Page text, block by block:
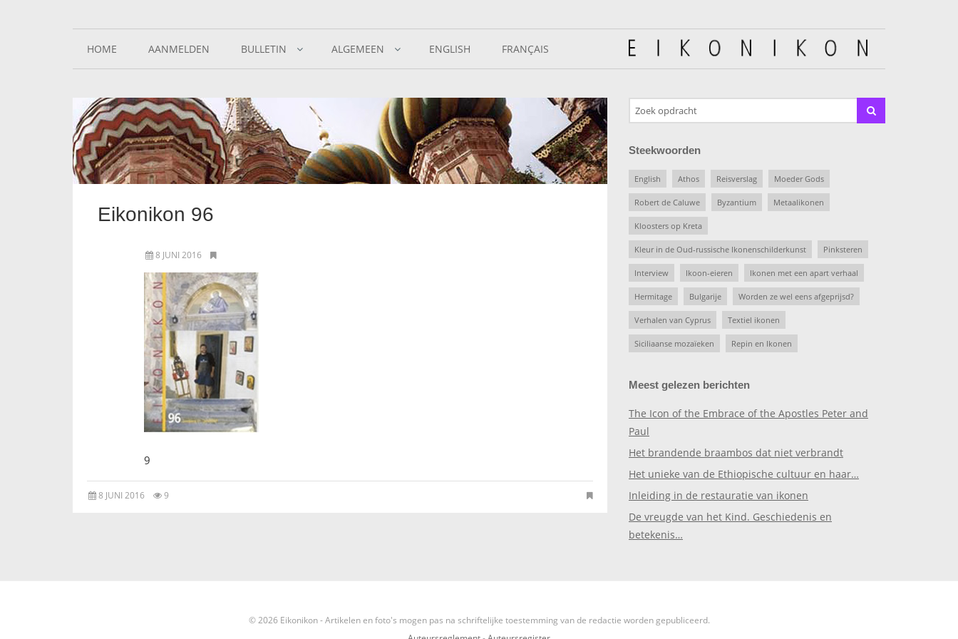
HOME AANMELDEN BULLETIN ALGEMEEN ENGLISH FRANÇAIS
Eikonikon 96
8 JUNI 2016
9
8 JUNI 2016 9
Steekwoorden
English Athos Reisverslag Moeder Gods
Robert de Caluwe Byzantium Metaalikonen
Kloosters op Kreta
Kleur in de Oud-russische Ikonenschilderkunst Pinksteren
Interview Ikoon-eieren Ikonen met een apart verhaal
Hermitage Bulgarije Worden ze wel eens afgeprijsd?
Verhalen van Cyprus Textiel ikonen
Siciliaanse mozaïeken Repin en Ikonen
Meest gelezen berichten
The Icon of the Embrace of the Apostles Peter and
Paul
Het brandende braambos dat niet verbrandt
Het unieke van de Ethiopische cultuur en haar…
Inleiding in de restauratie van ikonen
De vreugde van het Kind. Geschiedenis en
betekenis…
© 2026 Eikonikon - Artikelen en foto's mogen pas na schriftelijke toestemming van de redactie worden gepubliceerd.